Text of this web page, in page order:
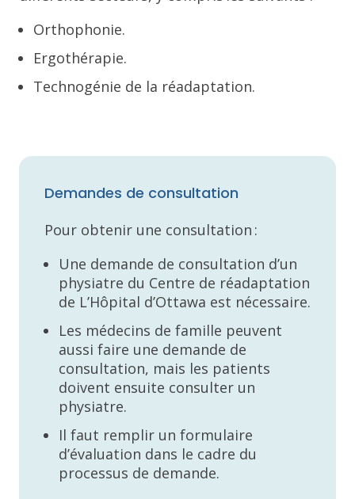
Orthophonie.
Ergothérapie.
Technogénie de la réadaptation.
Demandes de consultation
Pour obtenir une consultation :
Une demande de consultation d’un
physiatre du Centre de réadaptation
de L’Hôpital d’Ottawa est nécessaire.
Les médecins de famille peuvent
aussi faire une demande de
consultation, mais les patients
doivent ensuite consulter un
physiatre.
Il faut remplir un formulaire
d’évaluation dans le cadre du
processus de demande.